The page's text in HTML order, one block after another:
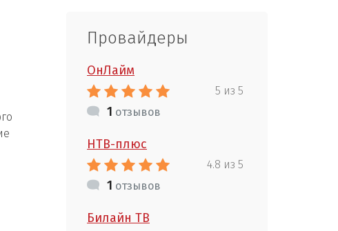
Провайдеры
ОнЛайм
5 из 5
1 отзывов
НТВ-плюс
4.8 из 5
1 отзывов
Билайн ТВ